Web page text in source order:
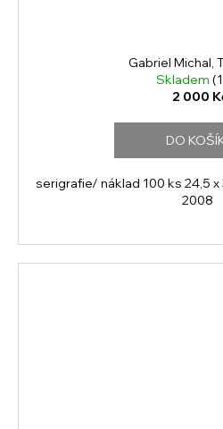
Gabriel Michal,
Skladem
2 000
DO
serigrafie/ náklad 100 ks 24,5 x
2008